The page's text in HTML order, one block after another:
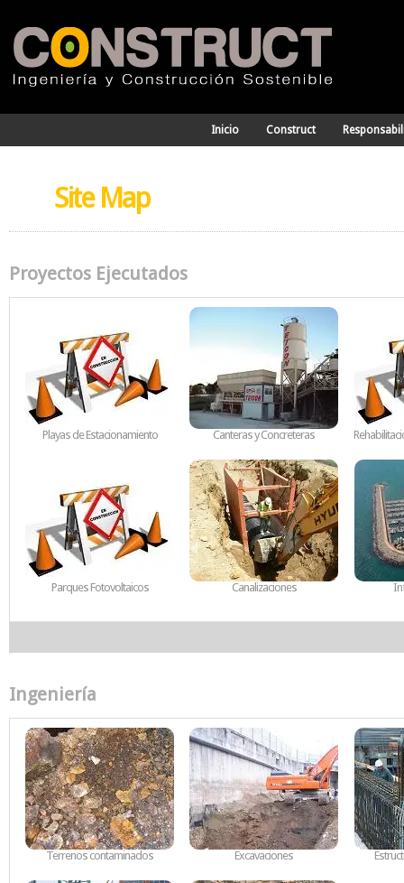
Inicio Construct
SiteMap
Proyectos Ejecutados
Playas de Estacionamiento Canteras y Concreteras
Parques Fotovoltaicos Canalizaciones
Ingeniería
Terrenos contaminados Excavaciones